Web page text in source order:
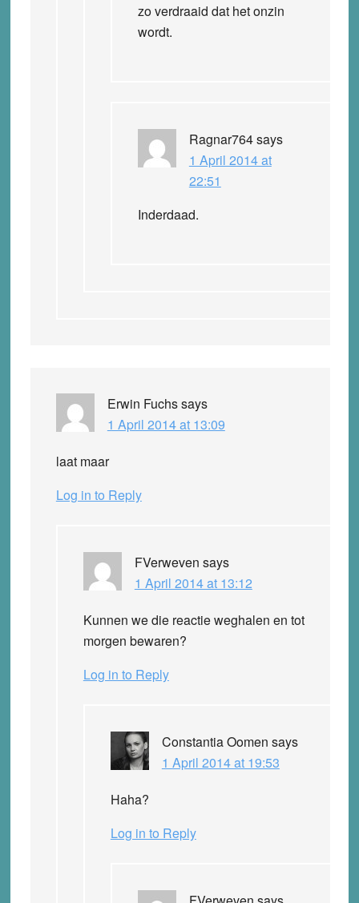
zo verdraaid dat het onzin
wordt.
Ragnar764says
1 April 2014 at
22:51
Inderdaad.
Erwin Fuchssays
1 April 2014 at 13:09
laat maar
Log in to Reply
FVerweven says
1 April 2014 at 13:12
Kunnen we die reactie weghalen en tot
morgen bewaren?
Log in to Reply
Constantia Oomen says
1 April 2014 at 19:53
Haha?
Log in to Reply